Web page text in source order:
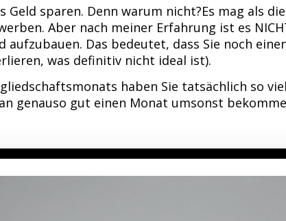
Geld sparen. Denn warum nicht?Es mag als
Aber nach meiner Erfahrung ist es
aufzubauen. Das bedeutet, dass Sie noch
was definitiv nicht ideal ist).
haben Sie tatsächlich so
genauso gut einen Monat umsonst